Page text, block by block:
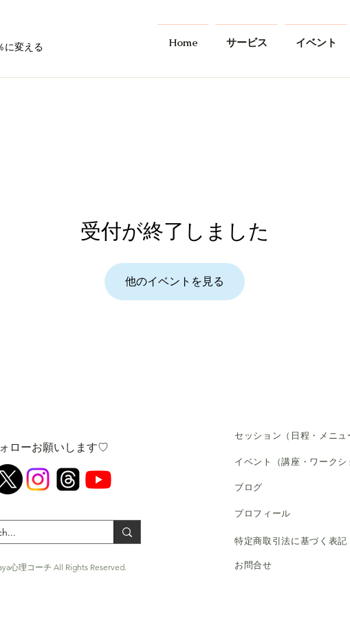
に変える
Home サービス イベント
受付が終了しました
他のイベントを見る
ローお願いします♡
セッション（日程・メニュ
イベント（講座・ワークシ
​ブログ
​プロフィール
心理コーチ All Rights Reserved.
​特定商取引法に基づく表記
お問合せ